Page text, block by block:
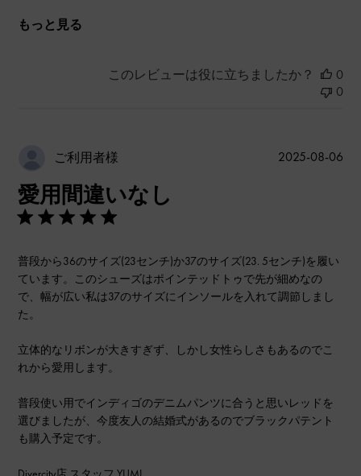
もっと見る
このレビューは役に立ちましたか？
0
0
ご利用者様
愛用間違いなし
普段から36のサイズ(23センチ)か37のサイズ(23. 5センチ)を履い
ています。このシューズはポインテッドトゥで先が細めなの
で、幅が広い私は37のサイズにインソールを入れて調節しまし
た。
立体的なリボンが大きすぎず、しかし女性らしさもあるのでこ
れから愛用します。
普段使い用でインディゴのデニムパンツに合うと思いレッドを
選びましたが、今度友人の結婚式があるのでブラックパテント
も購入予定です。
公
2025-08-06